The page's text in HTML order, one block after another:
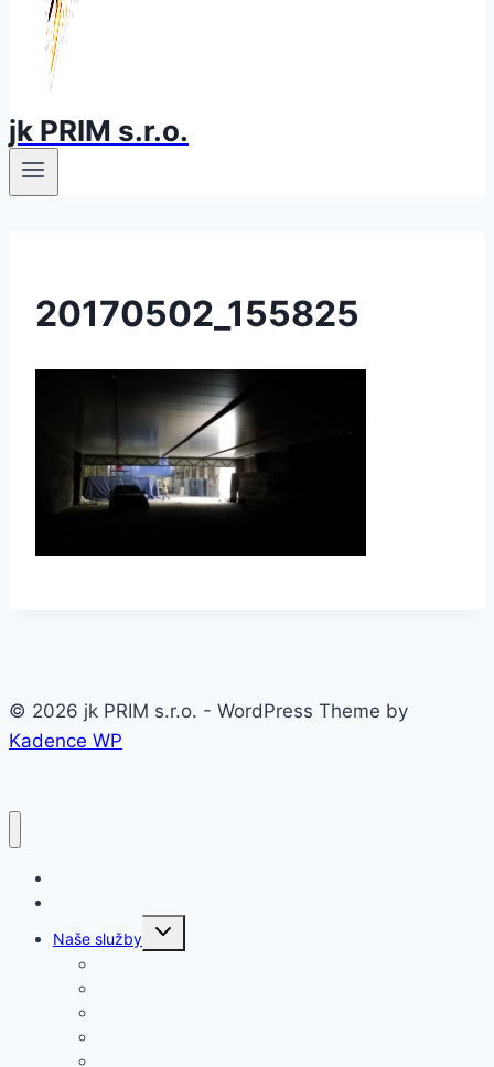
jk PRIM s.r.o.
20170502_155825
© 2026 jk PRIM s.r.o. - WordPress Theme by
Kadence WP
Naše služby
Toggle
child